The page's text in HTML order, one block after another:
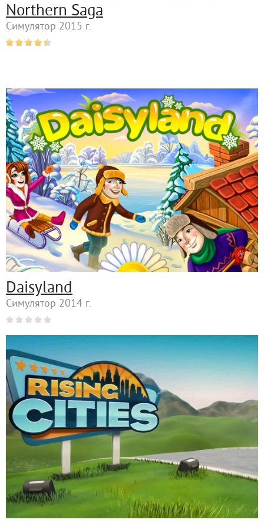
Northern Saga
Симулятор 2015 г.
Daisyland
Симулятор 2014 г.